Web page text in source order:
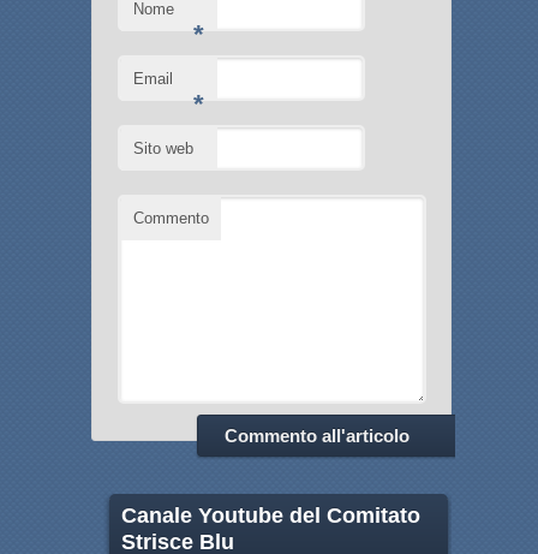
Nome
*
Email
*
Sito web
Commento
Canale Youtube del Comitato
Strisce Blu